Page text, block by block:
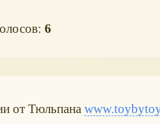
6
от Тюльпана